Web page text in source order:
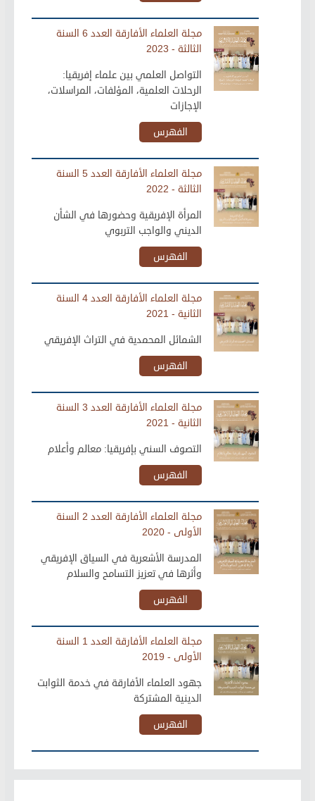
مجلة العلماء الأفارقة العدد 6 السنة
الثالثة - 2023
التواصل العلمي بين علماء إفريقيا:
الرحلات العلمية، المؤلفات، المراسلات،
الإجازات
الفهرس
مجلة العلماء الأفارقة العدد 5 السنة
الثالثة - 2022
المرأة الإفريقية وحضورها في الشأن
الديني والواجب التربوي
الفهرس
مجلة العلماء الأفارقة العدد 4 السنة
الثانية - 2021
الشمائل المحمدية في التراث الإفريقي
الفهرس
مجلة العلماء الأفارقة العدد 3 السنة
الثانية - 2021
التصوف السني بإفريقيا: معالم وأعلام
الفهرس
مجلة العلماء الأفارقة العدد 2 السنة
الأولى - 2020
المدرسة الأشعرية في السياق الإفريقي
وأثرها في تعزيز التسامح والسلام
الفهرس
مجلة العلماء الأفارقة العدد 1 السنة
الأولى - 2019
جهود العلماء الأفارقة في خدمة الثوابت
الدينية المشتركة
الفهرس